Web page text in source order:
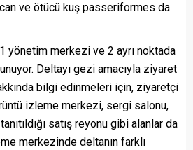
ve ötücü kuş passeriformes da
yönetim merkezi ve 2 ayrı noktada
Deltayı gezi amacıyla ziyaret
bilgi edinmeleri için, ziyaretçi
izleme merkezi, sergi salonu,
satış reyonu gibi alanlar da
merkezinde deltanın farklı